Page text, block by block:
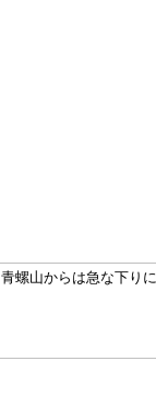
青螺山からは急な下り